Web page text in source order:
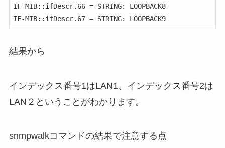
IF-MIB::ifDescr.66 = STRING: LOOPBACK8
IF-MIB::ifDescr.67 = STRING: LOOPBACK9
結果から
インデックス番号1はLAN1、インデックス番号2は
LAN２ということがわかります。
snmpwalkコマンドの結果で注意する点